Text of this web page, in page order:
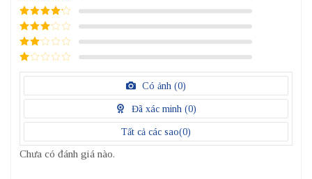
5/ 5 điểm
4/ 5
điểm
3/ 5
điểm
2/
điểm
1
điểm
Có ảnh (0)
Đã xác minh (0)
Tất cả các sao(0)
Chưa có đánh giá nào.